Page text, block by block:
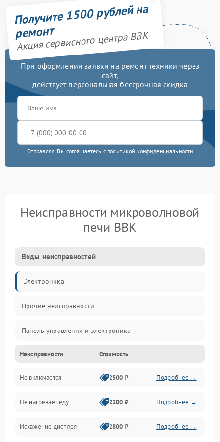
Получите 1500 рублей на
ремонт
Акция сервисного центра BBK
При оформлении заявки на ремонт техники через
сайт,
действует персональная бессрочная скидка
Отправляя, Вы соглашаетесь с политикой конфиденциальности
Неисправности микроволновой
печи BBK
Виды неисправностей
Электроника
Прочие неисправности
Панель управления и электроника
Дверца и корпус
Механика и внутренние элементы
Механические повреждения
Питание и запуск
Неисправности Стоимость
Не включается 2500 ₽ Подробнее →
Не нагревает еду 2200 ₽ Подробнее →
Искажение дисплея 2800 ₽ Подробнее →